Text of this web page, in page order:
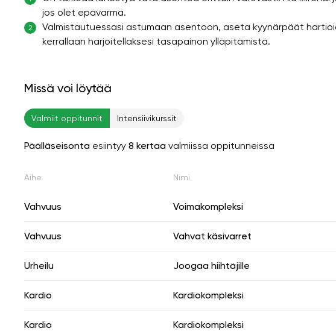
jos olet epävarma.
2
Valmistautuessasi astumaan asentoon, aseta kyynärpäät
kerrallaan harjoitellaksesi tasapainon ylläpitämistä.
Missä voi löytää
Valmiit oppitunnit Intensiivikurssit
Päälläseisonta esiintyy 8 kertaa valmiissa oppitunneissa
Aihe Nimi
Vahvuus Voimakompleksi
Vahvuus Vahvat käsivarret
Urheilu Joogaa hiihtäjille
Kardio Kardiokompleksi
Kardio Kardiokompleksi